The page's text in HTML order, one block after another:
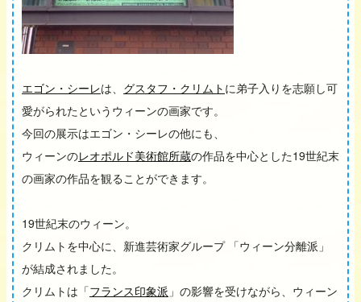
エゴン・シーレは、 グスタフ・クリムト に弟子入りを志願し可
愛がられたというウィーンの画家です。
今回の展示はエゴン・シーレの他にも、
ウィーンのレオポルド美術館所蔵の作品を中心とした19世紀末
の画家の作品を観ることができます。
19世紀末のウィーン。
クリムトを中心に、新進芸術家グループ 「ウィーン分離派」
が結成されました。
クリムトは「フランス印象派 」の影響を受けながら、ウィーン